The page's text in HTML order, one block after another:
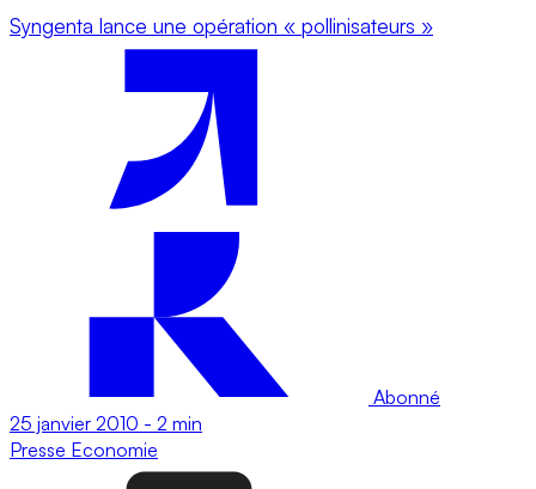
Syngenta lance une opération « pollinisateurs »
Abonné
25 janvier 2010 - 2 min
Presse Economie